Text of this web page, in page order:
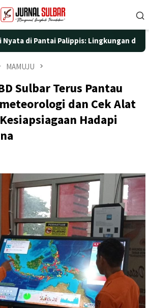
Palippis: Lingkungan dan
MAMUJU
Sulbar Terus Pantau
dan Cek Alat
Hadapi